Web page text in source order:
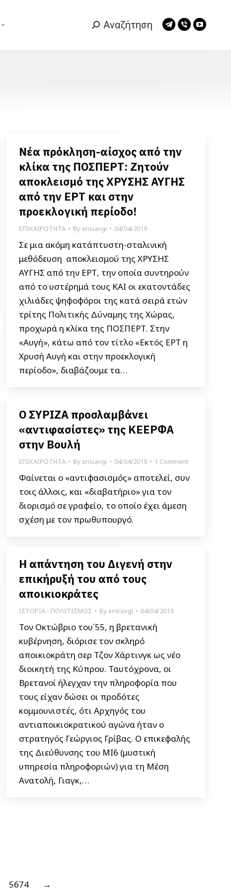
Search:
Αναζήτηση
Telegram
Viber
Νέα πρόκληση-αίσχος από την
κλίκα της ΠΟΣΠΕΡΤ: Ζητούν
αποκλεισμό της ΧΡΥΣΗΣ ΑΥΓΗΣ
από την ΕΡΤ και στην
προεκλογική περίοδο!
ΕΠΙΚΑΙΡΟΤΗΤΑ Byxrisiavgi 04/04/2019
Σε μια ακόμη κατάπτυστη-σταλινική
μεθόδευση αποκλεισμού της ΧΡΥΣΗΣ
ΑΥΓΗΣ από την ΕΡΤ, την οποία συντηρούν
από το υστέρημά τους ΚΑΙ οι εκατοντάδες
χιλιάδες ψηφοφόροι της κατά σειρά ετών
τρίτης Πολιτικής Δύναμης της Χώρας,
προχωρά η κλίκα της ΠΟΣΠΕΡΤ. Στην
«Αυγή», κάτω από τον τίτλο «Εκτός ΕΡΤ η
Χρυσή Αυγή και στην προεκλογική
περίοδο», διαβάζουμε τα…
Ο ΣΥΡΙΖΑ προσλαμβάνει
«αντιφασίστες» της ΚΕΕΡΦΑ
στην Βουλή
ΕΠΙΚΑΙΡΟΤΗΤΑ Byxrisiavgi 04/04/2019 1 Comment
Φαίνεται ο «αντιφασισμός» αποτελεί, συν
τοις άλλοις, και «διαβατήριο» για τον
διορισμό σε γραφείο, το οποίο έχει άμεση
σχέση με τον πρωθυπουργό.
Η απάντηση του Διγενή στην
επικήρυξή του από τους
αποικιοκράτες
ΙΣΤΟΡΙΑ - ΠΟΛΙΤΙΣΜΟΣ Byxrisiavgi 04/04/2019
Τον Οκτώβριο του΄55, η βρετανική
κυβέρνηση, διόρισε τον σκληρό
αποικιοκράτη σερ Τζον Χάρτινγκ ως νέο
διοικητή της Κύπρου. Ταυτόχρονα, οι
Βρετανοί ήλεγχαν την πληροφορία που
τους είχαν δώσει οι προδότες
κομμουνιστές, ότι Αρχηγός του
αντιαποικιοκρατικού αγώνα ήταν ο
στρατηγός Γεώργιος Γρίβας. Ο επικεφαλής
της Διεύθυνσης του ΜΙ6 (μυστική
υπηρεσία πληροφοριών) για τη Μέση
Ανατολή, Γιαγκ,…
5674 →